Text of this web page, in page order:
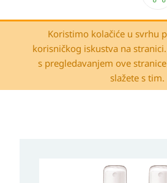
Koristimo kolačiće u svrhu
korisničkog iskustva na
s pregledavanjem ove
slažete s tim.